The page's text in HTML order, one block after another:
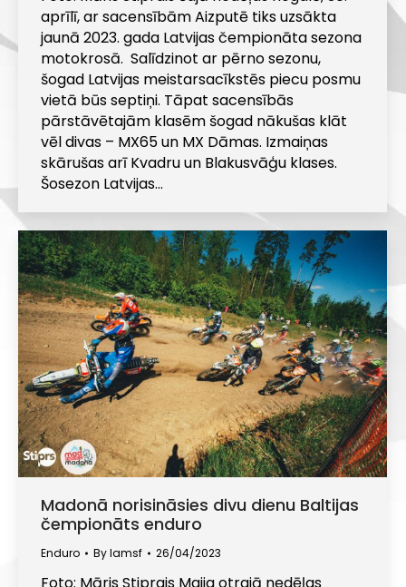
aprīlī, ar sacensībām Aizputē tiks uzsākta
jaunā 2023. gada Latvijas čempionāta sezona
motokrosā. Salīdzinot ar pērno sezonu,
šogad Latvijas meistarsacīkstēs piecu posmu
vietā būs septiņi. Tāpat sacensībās
pārstāvētajām klasēm šogad nākušas klāt
vēl divas – MX65 un MX Dāmas. Izmaiņas
skārušas arī Kvadru un Blakusvāģu klases.
Šosezon Latvijas…
Madonā norisināsies divu dienu Baltijas
čempionāts enduro
Enduro Bylamsf 26/04/2023